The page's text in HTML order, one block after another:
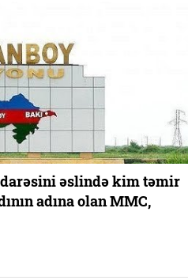
əslində kim təmir
adına olan MMC,